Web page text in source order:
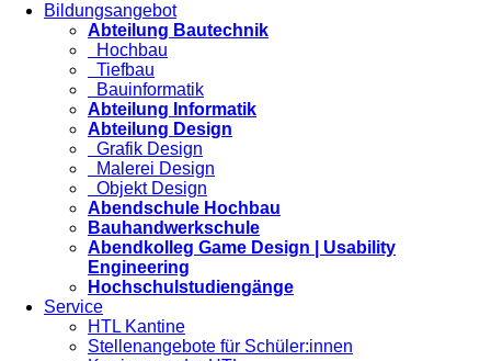
Bildungsangebot
Abteilung Bautechnik
Hochbau
Tiefbau
Bauinformatik
Abteilung Informatik
Abteilung Design
Grafik Design
Malerei Design
Objekt Design
Abendschule Hochbau
Bauhandwerkschule
Abendkolleg Game Design | Usability
Engineering
Hochschulstudiengänge
Service
HTL Kantine
Stellenangebote für Schüler:innen